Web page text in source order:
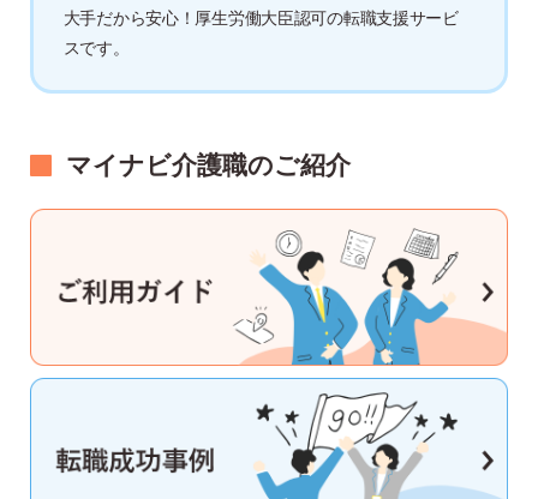
大手だから安心！厚生労働大臣認可の転職支援サービ
スです。
マイナビ介護職のご紹介